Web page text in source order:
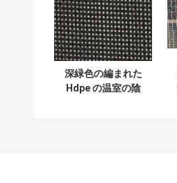
深緑色の編まれた
Hdpe の温室の陰